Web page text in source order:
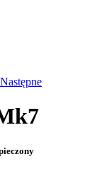
Następne